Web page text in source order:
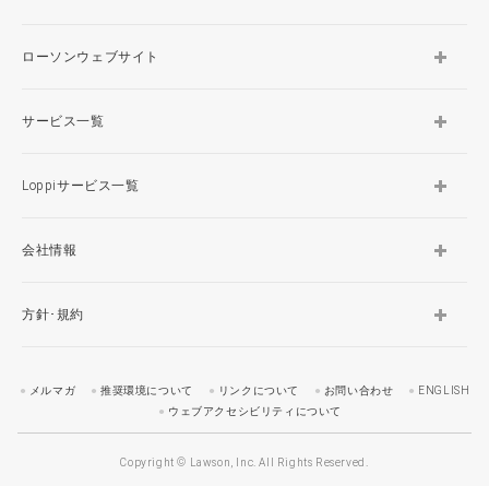
ローソンウェブサイト
サービス一覧
Loppiサービス一覧
会社情報
方針･規約
メルマガ 推奨環境について リンクについて お問い合わせ
ENGLISH
ウェブアクセシビリティについて
Copyright © Lawson, Inc. All Rights Reserved.